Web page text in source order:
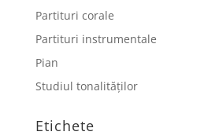
Partituri corale
Partituri instrumentale
Pian
Studiul tonalităților
Etichete